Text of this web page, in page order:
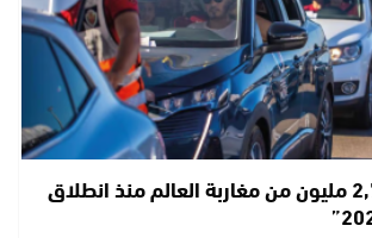
دخول أزيد من 2,7 مليون من مغاربة العالم منذ انطلاق